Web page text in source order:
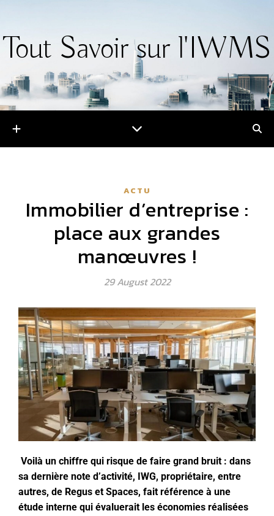
Tout Savoir sur l'IWMS
ACTU
Immobilier d’entreprise :
place aux grandes
manœuvres !
29 August 2022
Voilà un chiffre qui risque de faire grand bruit : dans
sa dernière note d’activité, IWG, propriétaire, entre
autres, de Regus et Spaces, fait référence à une
étude interne qui évaluerait les économies réalisées